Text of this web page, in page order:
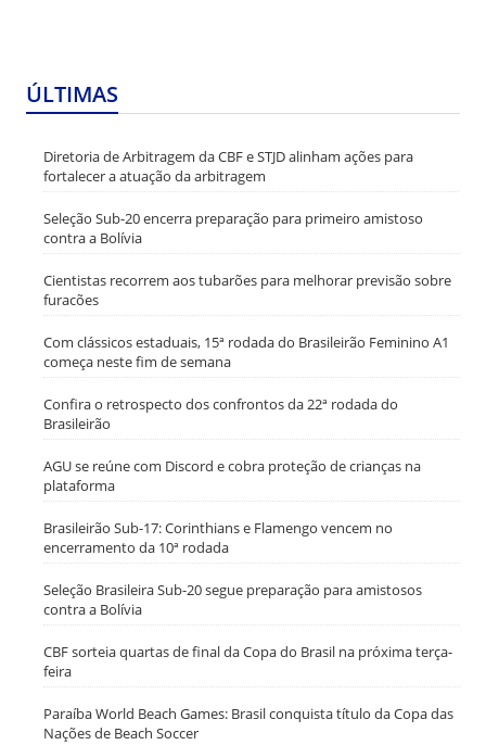
ÚLTIMAS
Diretoria de Arbitragem da CBF e STJD alinham ações para
fortalecer a atuação da arbitragem
Seleção Sub-20 encerra preparação para primeiro amistoso
contra a Bolívia
Cientistas recorrem aos tubarões para melhorar previsão sobre
furacões
Com clássicos estaduais, 15ª rodada do Brasileirão Feminino A1
começa neste fim de semana
Confira o retrospecto dos confrontos da 22ª rodada do
Brasileirão
AGU se reúne com Discord e cobra proteção de crianças na
plataforma
Brasileirão Sub-17: Corinthians e Flamengo vencem no
encerramento da 10ª rodada
Seleção Brasileira Sub-20 segue preparação para amistosos
contra a Bolívia
CBF sorteia quartas de final da Copa do Brasil na próxima terça-
feira
Paraíba World Beach Games: Brasil conquista título da Copa das
Nações de Beach Soccer